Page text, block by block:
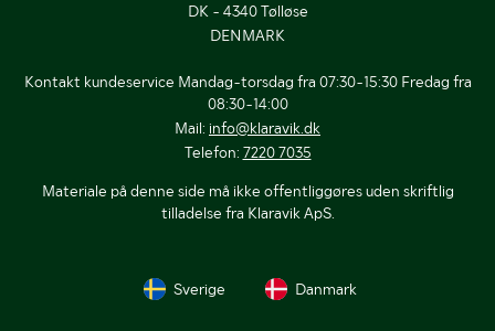
DK - 4340 Tølløse
DENMARK
Kontakt kundeservice Mandag-torsdag fra 07:30-15:30 Fredag fra
08:30-14:00
Mail: info@klaravik.dk
Telefon: 7220 7035
Materiale på denne side må ikke offentliggøres uden skriftlig
tilladelse fra Klaravik ApS.
Sverige Danmark